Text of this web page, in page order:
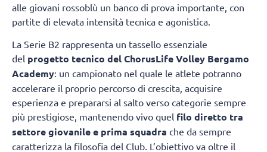
alle giovani rossoblù un banco di prova importante, con
partite di elevata intensità tecnica e agonistica.
La Serie B2 rappresenta un tassello essenziale
del progetto tecnico del ChorusLife Volley Bergamo
Academy: un campionato nel quale le atlete potranno
accelerare il proprio percorso di crescita, acquisire
esperienza e prepararsi al salto verso categorie sempre
più prestigiose, mantenendo vivo quel filo diretto tra
settore giovanile e prima squadra che da sempre
caratterizza la filosofia del Club. L’obiettivo va oltre il